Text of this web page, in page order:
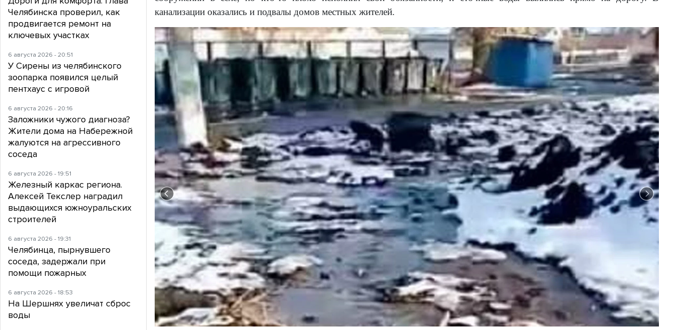
канализации оказались и подвалы домов местных жителей.
Челябинска проверил, как
продвигается ремонт на
ключевых участках
6 августа 2026 - 20:51
У Сирены из челябинского
зоопарка появился целый
пентхаус с игровой
6 августа 2026 - 20:16
Заложники чужого диагноза?
Жители дома на Набережной
жалуются на агрессивного
соседа
6 августа 2026 - 19:51
Железный каркас региона.
Алексей Текслер наградил
выдающихся южноуральских
строителей
6 августа 2026 - 19:31
Челябинца, пырнувшего
соседа, задержали при
помощи пожарных
6 августа 2026 - 18:53
На Шершнях увеличат сброс
воды